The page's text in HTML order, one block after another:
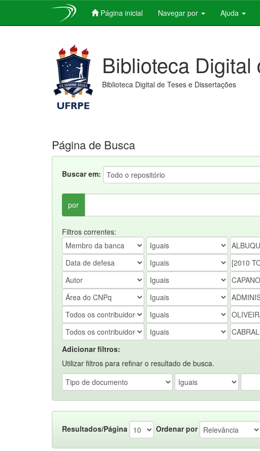
Página inicial Navegar por Ajuda
Biblioteca
Biblioteca Digital de Teses e Dissertações
Página de Busca
Buscar em:
por
Filtros correntes:
Adicionar filtros:
Utilizar filtros para refinar o resultado de busca.
Resultados/Página Ordenar por